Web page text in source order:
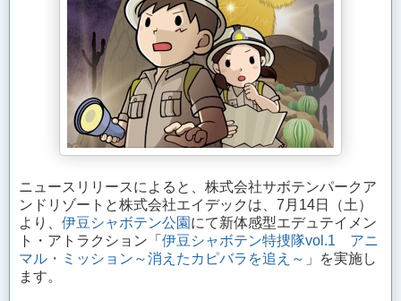
ニュースリリースによると、株式会社サボテンパークア
ンドリゾートと株式会社エイデックは、7月14日（土）
より、 伊豆シャボテン公園 にて新体感型エデュテイメン
ト・アトラクション「 伊豆シャボテン特捜隊vol.1 アニ
マル・ミッション～消えたカピバラを追え～ 」を実施し
ます。